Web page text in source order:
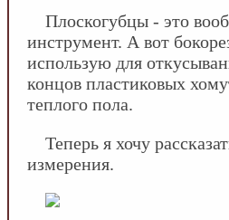
Плоскогубцы - это
инструмент. А вот
использую для
концов пластиковых
теплого пола.
Теперь я хочу
измерения.